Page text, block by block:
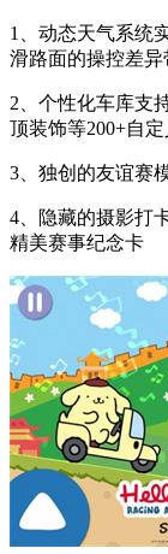
1、动态天气系统
滑路面的操控差
2、个性化车库支
顶装饰等200+自
3、独创的友谊赛
4、隐藏的摄影打
精美赛事纪念卡